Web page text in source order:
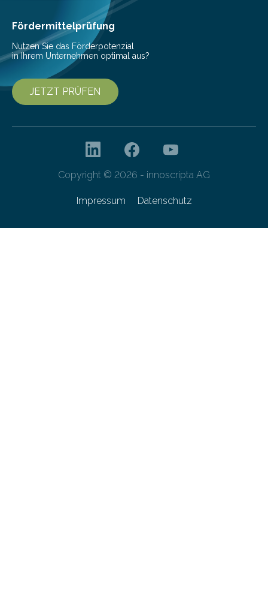
höherem Lebensalter mit vielen
Krankenhausaufenthalten verbunden. „Mit Hilfe digitaler
Technologien…
Fördermittelprüfung
Nutzen Sie das Förderpotenzial
in Ihrem Unternehmen optimal aus?
JETZT PRÜFEN
Copyright © 2026 - innoscripta AG
Impressum Datenschutz